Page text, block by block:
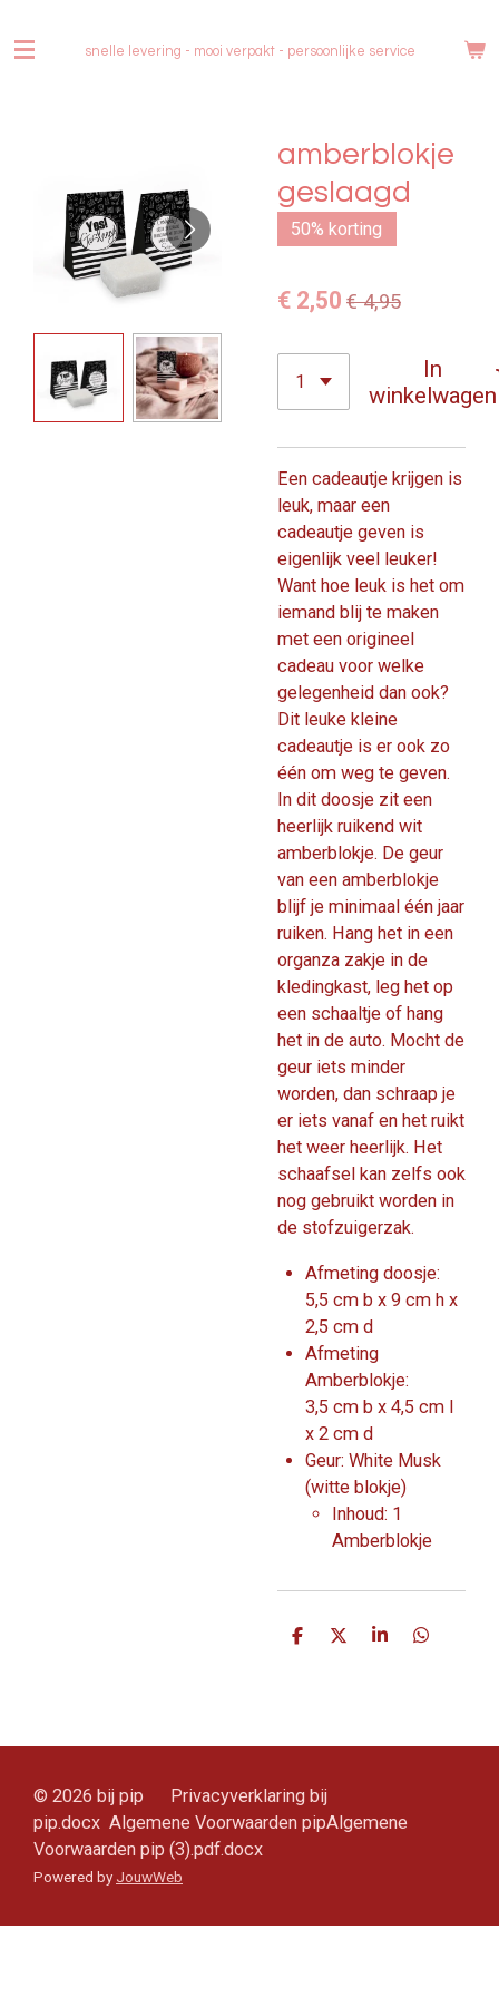
direct
snelle levering - mooi verpakt - persoonlijke service
amberblokje
geslaagd
50% korting
€ 2,50 € 4,95
In
winkelwagen
Een cadeautje krijgen is
leuk, maar een
cadeautje geven is
eigenlijk veel leuker!
Want hoe leuk is het om
iemand blij te maken
met een origineel
cadeau voor welke
gelegenheid dan ook?
Dit leuke kleine
cadeautje is er ook zo
één om weg te geven.
In dit doosje zit een
heerlijk ruikend wit
amberblokje. De geur
van een amberblokje
blijf je minimaal één jaar
ruiken. Hang het in een
organza zakje in de
kledingkast, leg het op
een schaaltje of hang
het in de auto. Mocht de
geur iets minder
worden, dan schraap je
er iets vanaf en het ruikt
het weer heerlijk. Het
schaafsel kan zelfs ook
nog gebruikt worden in
de stofzuigerzak.
Afmeting doosje:
5,5 cm b x 9 cm h x
2,5 cm d
Afmeting
Amberblokje:
3,5 cm b x 4,5 cm l
x 2 cm d
Geur: White Musk
(witte blokje)
Inhoud: 1
Amberblokje
D
D
S
D
© 2026 bij pip Privacyverklaring bij
pip.docx Algemene Voorwaarden pipAlgemene
Voorwaarden pip (3).pdf.docx
Powered by JouwWeb